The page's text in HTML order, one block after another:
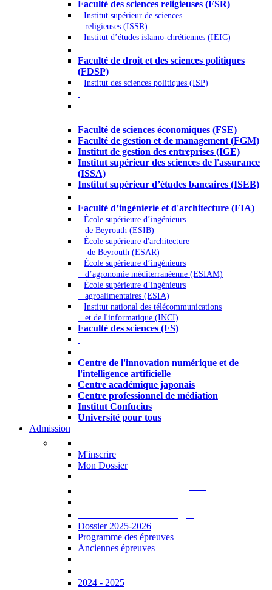
Faculté des sciences religieuses (FSR)
Institut supérieur de sciences
religieuses (ISSR)
Institut d’études islamo-chrétiennes (IEIC)
Faculté de droit et des sciences politiques
(FDSP)
Institut des sciences politiques (ISP)
Faculté de sciences économiques (FSE)
Faculté de gestion et de management (FGM)
Institut de gestion des entreprises (IGE)
Institut supérieur des sciences de l'assurance
(ISSA)
Institut supérieur d’études bancaires (ISEB)
Faculté d’ingénierie et d'architecture (FIA)
École supérieure d’ingénieurs
de Beyrouth (ESIB)
École supérieure d'architecture
de Beyrouth (ESAR)
École supérieure d’ingénieurs
d’agronomie méditerranéenne (ESIAM)
École supérieure d’ingénieurs
agroalimentaires (ESIA)
Institut national des télécommunications
et de l'informatique (INCI)
Faculté des sciences (FS)
Centre de l'innovation numérique et de
l'intelligence artificielle
Centre académique japonais
Centre professionnel de médiation
Institut Confucius
Université pour tous
Admission
M'inscrire
Mon Dossier
Dossier 2025-2026
Programme des épreuves
Anciennes épreuves
2024 - 2025